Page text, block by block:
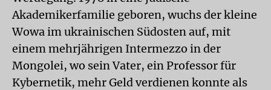
Akademikerfamilie geboren, wuchs der kleine
Wowa im ukrainischen Südosten auf, mit
einem mehrjährigen Intermezzo in der
Mongolei, wo sein Vater, ein Professor für
Kybernetik, mehr Geld verdienen konnte als